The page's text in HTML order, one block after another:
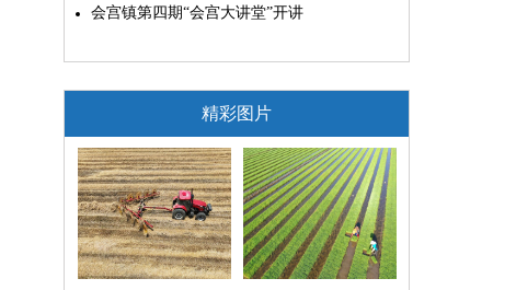
会宫镇第四期“会宫大讲堂”开讲
精彩图片